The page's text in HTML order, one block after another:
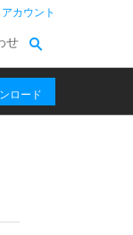
カウント
せ
ロード